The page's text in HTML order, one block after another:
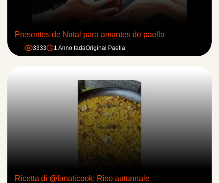
Presentes de Natal para amantes de paella
3333 1 Anno fadaOriginal Paella
Ricetta di @fanaticook: Riso autunnale